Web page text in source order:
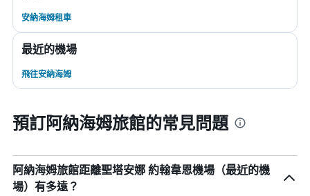
安納海姆租車
最近的機場
飛往安納海姆
預訂阿納海姆旅館的常見問題
阿納海姆旅館距離聖塔安娜 約翰韋恩機場（最近的機
場）有多遠？